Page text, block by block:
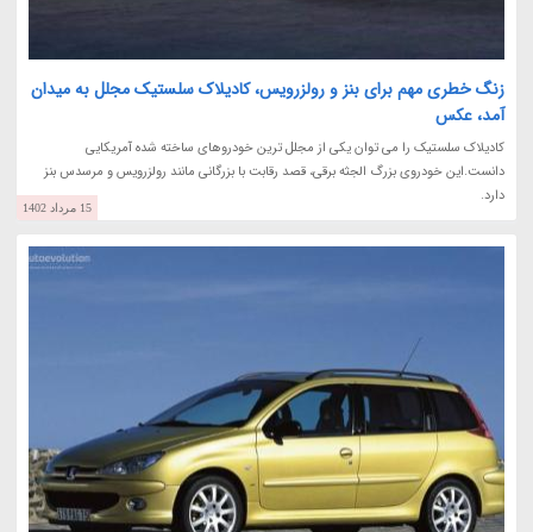
زنگ خطری مهم برای بنز و رولزرویس، کادیلاک سلستیک مجلل به میدان
آمد، عکس
کادیلاک سلستیک را می توان یکی از مجلل ترین خودروهای ساخته شده آمریکایی
دانست.این خودروی بزرگ الجثه برقی، قصد رقابت با بزرگانی مانند رولزرویس و مرسدس بنز
دارد.
15 مرداد 1402